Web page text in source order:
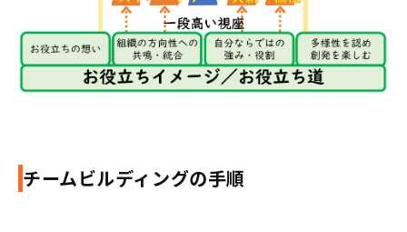
チームビルディングの手順